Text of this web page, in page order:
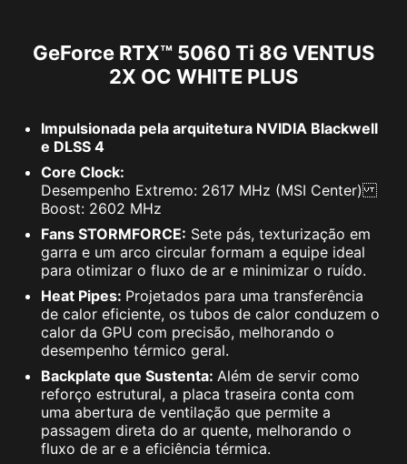
GeForce RTX™ 5060 Ti 8G VENTUS
2X OC WHITE PLUS
Impulsionada pela arquitetura NVIDIA Blackwell
e DLSS 4
Core Clock:
Desempenho Extremo: 2617 MHz (MSI Center)
Boost: 2602 MHz
Fans STORMFORCE: Sete pás, texturização em
garra e um arco circular formam a equipe ideal
para otimizar o fluxo de ar e minimizar o ruído.
Heat Pipes: Projetados para uma transferência
de calor eficiente, os tubos de calor conduzem o
calor da GPU com precisão, melhorando o
desempenho térmico geral.
Backplate que Sustenta: Além de servir como
reforço estrutural, a placa traseira conta com
uma abertura de ventilação que permite a
passagem direta do ar quente, melhorando o
fluxo de ar e a eficiência térmica.